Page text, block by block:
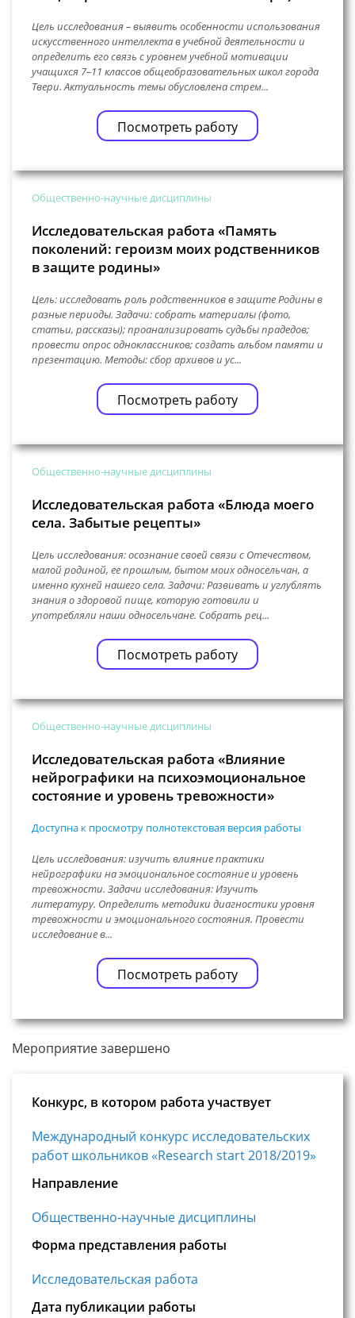
Цель исследования – выявить особенности использования
искусственного интеллекта в учебной деятельности и
определить его связь с уровнем учебной мотивации
учащихся 7–11 классов общеобразовательных школ города
Твери. Актуальность темы обусловлена стрем...
Посмотреть работу
Общественно-научные дисциплины
Исследовательская работа «Память
поколений: героизм моих родственников
в защите родины»
Цель: исследовать роль родственников в защите Родины в
разные периоды. Задачи: собрать материалы (фото,
статьи, рассказы); проанализировать судьбы прадедов;
провести опрос одноклассников; создать альбом памяти и
презентацию. Методы: сбор архивов и ус...
Посмотреть работу
Общественно-научные дисциплины
Исследовательская работа «Блюда моего
села. Забытые рецепты»
Цель исследования: осознание своей связи с Отечеством,
малой родиной, ее прошлым, бытом моих односельчан, а
именно кухней нашего села. Задачи: Развивать и углублять
знания о здоровой пище, которую готовили и
употребляли наши односельчане. Собрать рец...
Посмотреть работу
Общественно-научные дисциплины
Исследовательская работа «Влияние
нейрографики на психоэмоциональное
состояние и уровень тревожности»
Доступна к просмотру полнотекстовая версия работы
Цель исследования: изучить влияние практики
нейрографики на эмоциональное состояние и уровень
тревожности. Задачи исследования: Изучить
литературу. Определить методики диагностики уровня
тревожности и эмоционального состояния. Провести
исследование в...
Посмотреть работу
Мероприятие завершено
Конкурс, в котором работа участвует
Международный конкурс исследовательских
работ школьников «Research start 2018/2019»
Направление
Общественно-научные дисциплины
Форма представления работы
Исследовательская работа
Дата публикации работы